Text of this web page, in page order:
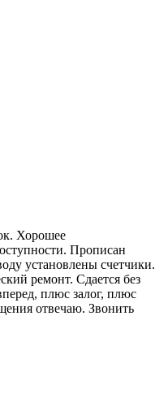
Хорошее
Прописан
установлены счетчики.
ремонт. Сдается без
плюс залог, плюс
отвечаю. Звонить